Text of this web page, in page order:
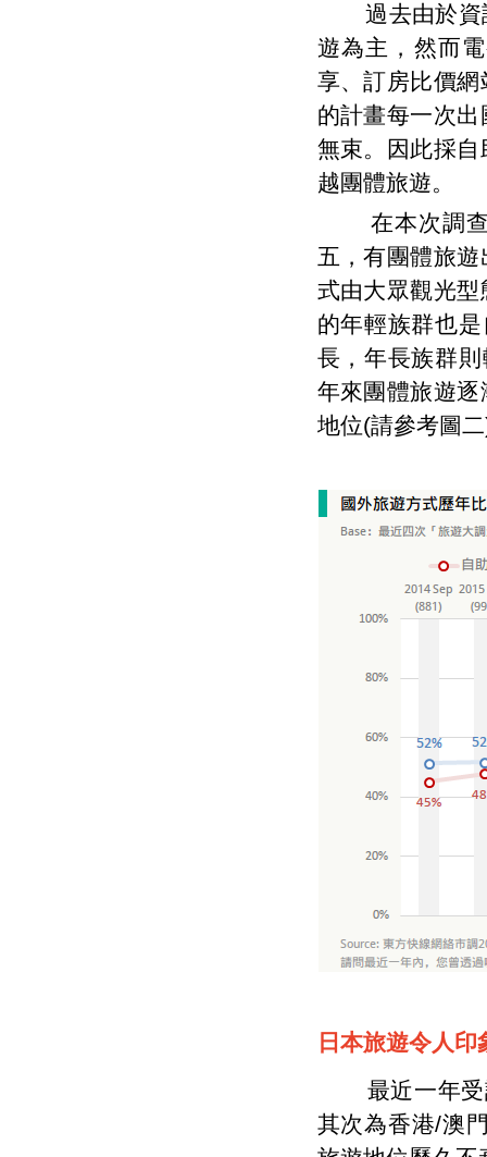
過去由於資訊
遊為主，然而
享、訂房比價
的計畫每一次
無束。因此採
越團體旅遊。
在本次調查
五，有團體旅
式由大眾觀光
的年輕族群也
長，年長族群
年來團體旅遊
地位(請參考圖
日本旅遊令人印
最近一年受訪
其次為香港/澳